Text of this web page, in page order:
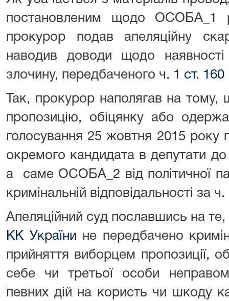
постановленим щодо ОСОБА_1
прокурор подав апеляційну
наводив доводи щодо
злочину, передбаченого ч. 1 ст.
Так, прокурор наполягав на
пропозицію, обіцянку або
голосування 25 жовтня 2015 року
окремого кандидата в депутати до
а саме ОСОБА_2 від політичної
кримінальній відповідальності за
Апеляційний суд пославшись на
КК України не передбачено
прийняття виборцем пропозиції,
себе чи третьої особи
певних дій на користь чи шкоду